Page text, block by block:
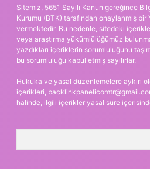
Sitemiz, 5651 Sayılı Kanun gereğince
Kurumu (BTK) tarafından onaylanmış bir
vermektedir. Bu nedenle, sitedeki
veya araştırma yükümlülüğümüz
yazdıkları içeriklerin sorumluluğunu
bu sorumluluğu kabul etmiş sayılırlar.
Hukuka ve yasal düzenlemelere aykırı
içerikleri,
halinde, ilgili içerikler yasal süre